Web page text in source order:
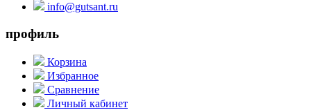
info@gutsant.ru
профиль
Корзина
Избранное
Сравнение
Личный кабинет